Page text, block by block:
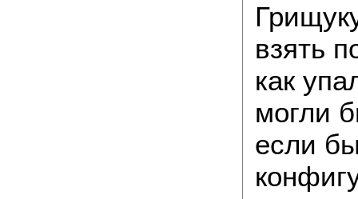
взять
как
могли
если